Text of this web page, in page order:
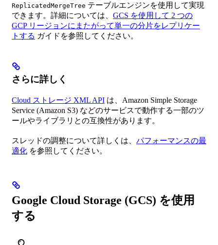
ReplicatedMergeTree テーブルエンジンを使用して実現
できます。詳細については、 GCS を使用して 2 つの
GCP リージョンにまたがって単一の分片をレプリケー
トする ガイドを参照してください。
さらに詳しく
Cloud ストレージ XML API は、Amazon Simple Storage
Service (Amazon S3) などのサービスで動作する一部のツ
ールやライブラリとの互換性があります。
スレッドの調整について詳しくは、 パフォーマンスの最
適化 を参照してください。
Google Cloud Storage (GCS) を使用
する